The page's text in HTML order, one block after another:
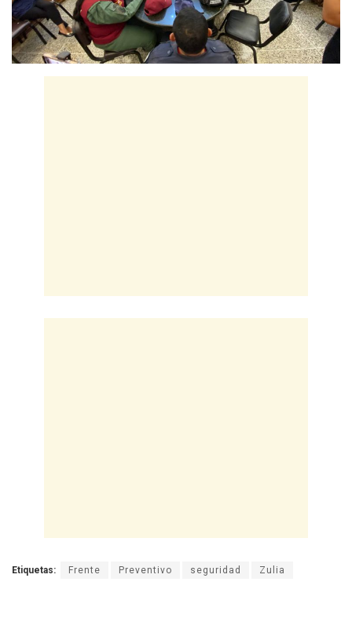
Etiquetas: Frente Preventivo seguridad Zulia